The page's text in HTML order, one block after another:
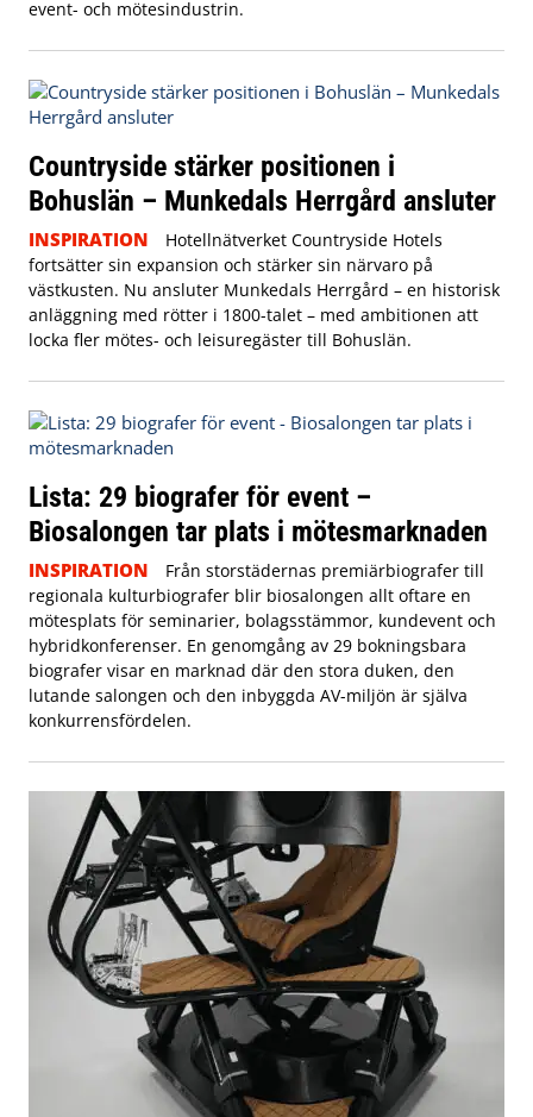
event- och mötesindustrin.
Countryside stärker positionen i
Bohuslän – Munkedals Herrgård ansluter
INSPIRATION
Hotellnätverket Countryside Hotels
fortsätter sin expansion och stärker sin närvaro på
västkusten. Nu ansluter Munkedals Herrgård – en historisk
anläggning med rötter i 1800-talet – med ambitionen att
locka fler mötes- och leisuregäster till Bohuslän.
Lista: 29 biografer för event –
Biosalongen tar plats i mötesmarknaden
INSPIRATION
Från storstädernas premiärbiografer till
regionala kulturbiografer blir biosalongen allt oftare en
mötesplats för seminarier, bolagsstämmor, kundevent och
hybridkonferenser. En genomgång av 29 bokningsbara
biografer visar en marknad där den stora duken, den
lutande salongen och den inbyggda AV-miljön är själva
konkurrensfördelen.